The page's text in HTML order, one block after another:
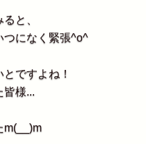
と、
つになく緊張^o^
ですよね！
皆様...
m(__)m